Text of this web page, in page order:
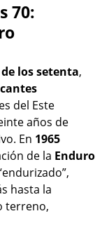
70:
los setenta,
del Este
años de
En 1965
de la Enduro
hasta la
terreno,